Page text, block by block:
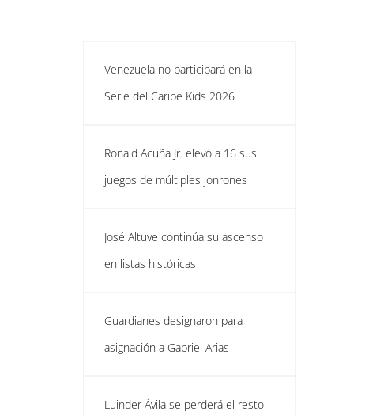
Venezuela no participará en la
Serie del Caribe Kids 2026
Ronald Acuña Jr. elevó a 16 sus
juegos de múltiples jonrones
José Altuve continúa su ascenso
en listas históricas
Guardianes designaron para
asignación a Gabriel Arias
Luinder Ávila se perderá el resto